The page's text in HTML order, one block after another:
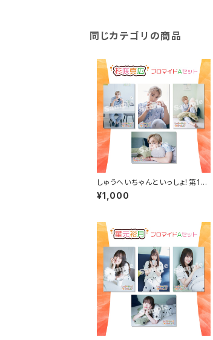
同じカテゴリの商品
しゅうへいちゃんといっしょ！第10
夜ブロマイドA（杉咲真広）
¥1,000